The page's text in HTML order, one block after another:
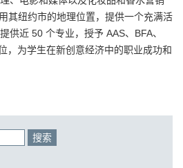
其纽约市的地理位置，提供一个充满活
供近 50 个专业，授予 AAS、BFA、
，为学生在新创意经济中的职业成功和